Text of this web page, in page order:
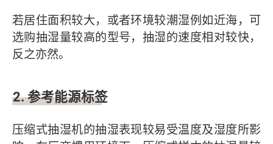
若居住面积较大，或者环境较潮湿例如近海，可
选购抽湿量较高的型号，抽湿的速度相对较快，
反之亦然。
2. 参考能源标签
压缩式抽湿机的抽湿表现较易受温度及湿度所影